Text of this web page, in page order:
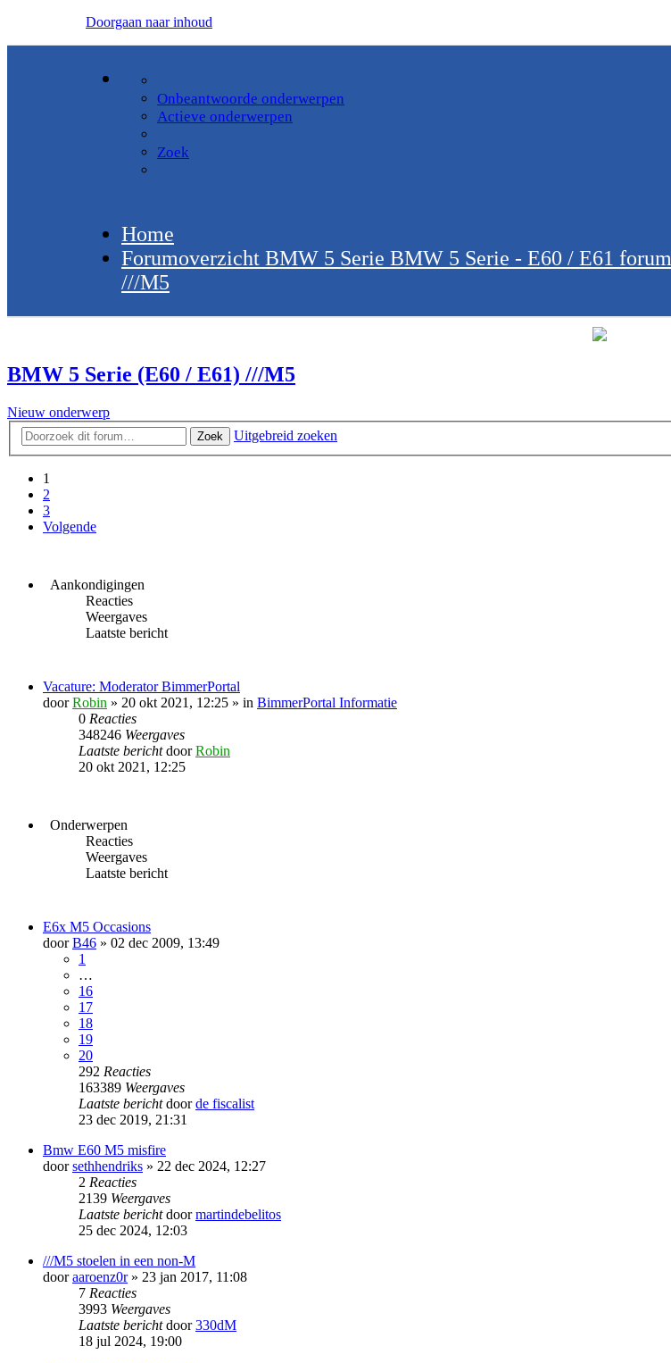
Doorgaan naar inhoud
Onbeantwoorde onderwerpen
Actieve onderwerpen
Zoek
Home
Forumoverzicht BMW 5 Serie BMW 5 Serie - E60 / E61 forum
///M5
BMW 5 Serie (E60 / E61) ///M5
Nieuw onderwerp
Zoek Uitgebreid zoeken
1
2
3
Volgende
Aankondigingen
Reacties
Weergaves
Laatste bericht
Vacature: Moderator BimmerPortal
doorRobin » 20 okt 2021, 12:25 » in BimmerPortal Informatie
0 Reacties
348246 Weergaves
Laatste berichtdoorRobin
20 okt 2021, 12:25
Onderwerpen
Reacties
Weergaves
Laatste bericht
E6x M5 Occasions
doorB46 » 02 dec 2009, 13:49
1
…
16
17
18
19
20
292 Reacties
163389 Weergaves
Laatste berichtdoorde fiscalist
23 dec 2019, 21:31
Bmw E60 M5 misfire
doorsethhendriks » 22 dec 2024, 12:27
2 Reacties
2139 Weergaves
Laatste berichtdoormartindebelitos
25 dec 2024, 12:03
///M5 stoelen in een non-M
dooraaroenz0r» 23 jan 2017, 11:08
7 Reacties
3993 Weergaves
Laatste berichtdoor330dM
18 jul 2024, 19:00